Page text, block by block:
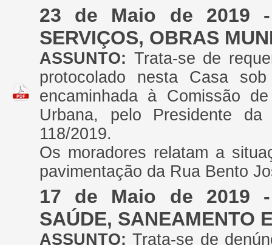
23 de Maio de 2019 -
SERVIÇOS, OBRAS
ASSUNTO: Trata-se de
protocolado nesta Casa
encaminhada à Comissão
Urbana, pelo Presidente
118/2019.
Os moradores relatam a
pavimentação da Rua Bento
17 de Maio de 2019 -
SAÚDE, SANEAMENTO
ASSUNTO:Trata-se de